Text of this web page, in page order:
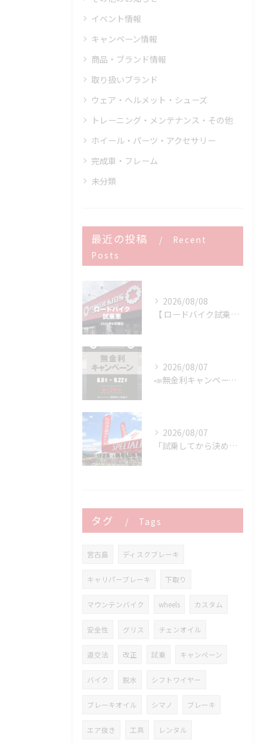
イベント情報
キャンペーン情報
商品・ブランド情報
取り扱いブランド
ウェア・ヘルメット・シューズ
トレーニング・メンテナンス・その他
ホイール・パーツ・アクセサリー
完成車・フレーム
未分類
最近の投稿
Recent
Posts
2026/08/08
【 ロードバイク試乗車 】※2026年8月現在
2026/08/07
📣無金利キャンペーン開催決定‼️
2026/08/07
「試乗してから決める。」 それがPOWER-KIDSの一番大切にしていることです。
タグ Tags
宮古島 ディスクブレーキ
キャリパーブレーキ 下取り
マウンテンバイク wheels カスタム
安全性 グリス チェンオイル
道交法 改正 試乗 キャンペーン
バイク 脱水 シフトワイヤー
ブレーキオイル シマノ ブレーキ
エア抜き 工具 レンタル